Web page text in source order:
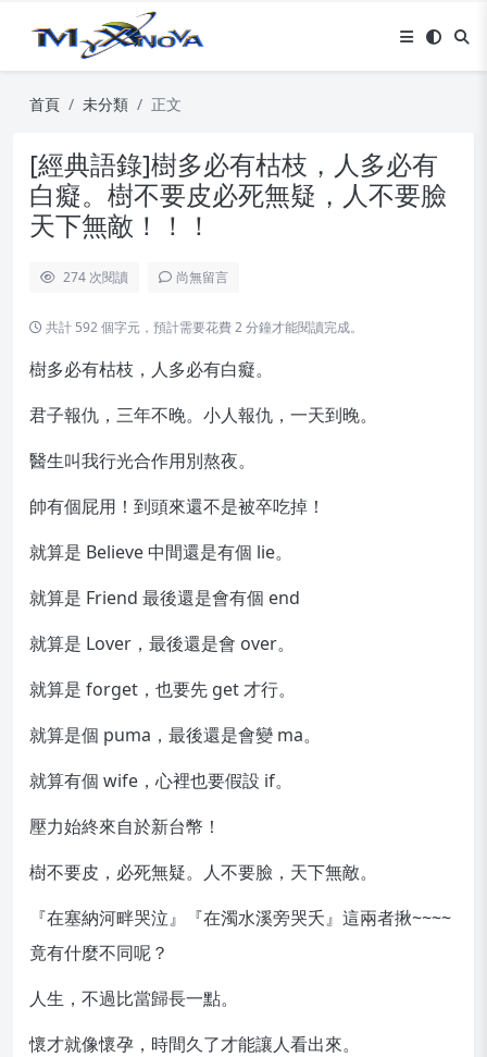
首頁 未分類 正文
[經典語錄]樹多必有枯枝，人多必有
白癡。樹不要皮必死無疑，人不要臉
天下無敵！！！
274 次閱讀 尚無留言
共計 592 個字元，預計需要花費 2 分鐘才能閱讀完成。
樹多必有枯枝，人多必有白癡。
君子報仇，三年不晚。小人報仇，一天到晚。
醫生叫我行光合作用別熬夜。
帥有個屁用！到頭來還不是被卒吃掉！
就算是 Believe 中間還是有個 lie。
就算是 Friend 最後還是會有個 end
就算是 Lover，最後還是會 over。
就算是 forget，也要先 get 才行。
就算是個 puma，最後還是會變 ma。
就算有個 wife，心裡也要假設 if。
壓力始終來自於新台幣！
樹不要皮，必死無疑。人不要臉，天下無敵。
『在塞納河畔哭泣』『在濁水溪旁哭夭』這兩者揪~~~~
竟有什麼不同呢？
人生，不過比當歸長一點。
懷才就像懷孕，時間久了才能讓人看出來。